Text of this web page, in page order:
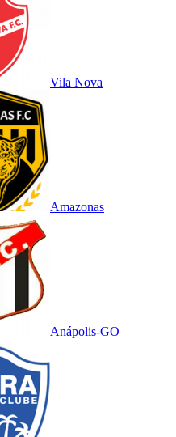
Vila Nova
Amazonas
Anápolis-GO